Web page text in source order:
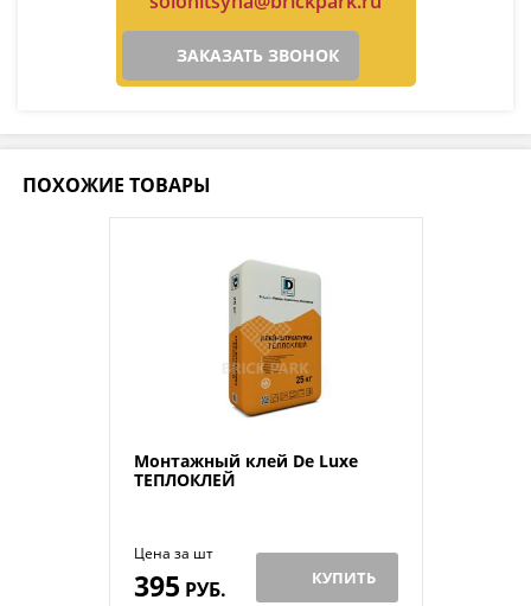
ЗАКАЗАТЬ ЗВОНОК
ПОХОЖИЕ ТОВАРЫ
Монтажный клей De Luxe
ТЕПЛОКЛЕЙ
Цена за шт
395 РУБ. КУПИТЬ